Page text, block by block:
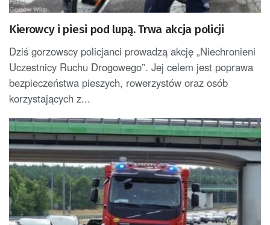
Kierowcy i piesi pod lupą. Trwa akcja policji
Dziś gorzowscy policjanci prowadzą akcję „Niechronieni
Uczestnicy Ruchu Drogowego”. Jej celem jest poprawa
bezpieczeństwa pieszych, rowerzystów oraz osób
korzystających z...